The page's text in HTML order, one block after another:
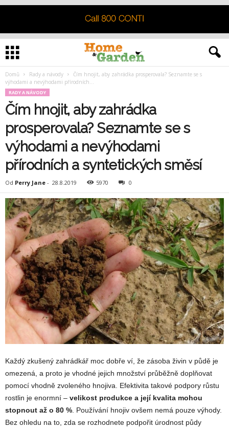
Domů Rady a návody
Čím hnojit, aby zahrádka prosperovala? Seznamte se s
výhodami a nevýhodami přírodních...
RADY A NÁVODY
Čím hnojit, aby zahrádka
prosperovala? Seznamte se s
výhodami a nevýhodami
přírodních a syntetických směsí
Od Perry Jane - 28.8.2019 5970 0
Každý zkušený zahrádkář moc dobře ví, že zásoba živin v půdě je
omezená, a proto je vhodné jejich množství průběžně doplňovat
pomocí vhodně zvoleného hnojiva. Efektivita takové podpory růstu
rostlin je enormní – velikost produkce a její kvalita mohou
stopnout až o 80 %. Používání hnojiv ovšem nemá pouze výhody.
Bez ohledu na to, zda se rozhodnete podpořit úrodnost půdy